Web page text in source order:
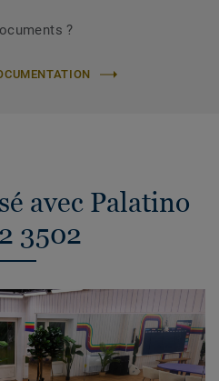
?
avec Palatino
3502